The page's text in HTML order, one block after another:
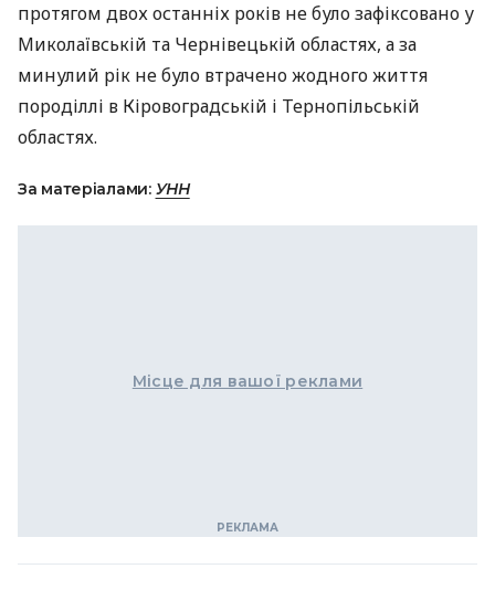
протягом двох останніх років не було зафіксовано у
Миколаївській та Чернівецькій областях, а за
минулий рік не було втрачено жодного життя
породіллі в Кіровоградській і Тернопільській
областях.
За матеріалами: УНН
Місце для вашої реклами